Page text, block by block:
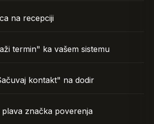
na recepciji
termin" ka vašem sistemu
kontakt" na dodir
značka poverenja